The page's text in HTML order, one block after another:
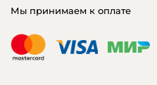
Мы принимаем к оплате